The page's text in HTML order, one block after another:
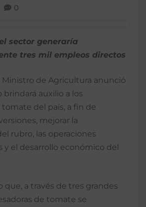
0
sector generaría
tres mil empleos directos
Ministro de Agricultura anunció
brindará auxilio a los
del país, a fin de
mejorar la
rubro, las operaciones
y el desarrollo económico del
que, a través de tres grandes
de tomate se